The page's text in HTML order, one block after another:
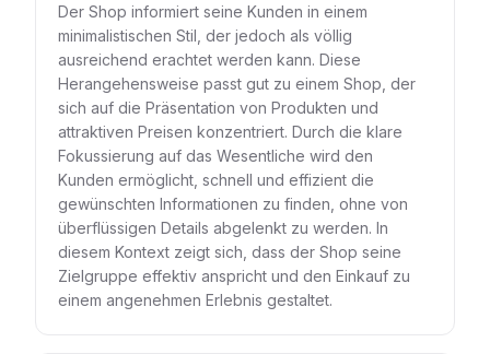
Der Shop informiert seine Kunden in einem
minimalistischen Stil, der jedoch als völlig
ausreichend erachtet werden kann. Diese
Herangehensweise passt gut zu einem Shop, der
sich auf die Präsentation von Produkten und
attraktiven Preisen konzentriert. Durch die klare
Fokussierung auf das Wesentliche wird den
Kunden ermöglicht, schnell und effizient die
gewünschten Informationen zu finden, ohne von
überflüssigen Details abgelenkt zu werden. In
diesem Kontext zeigt sich, dass der Shop seine
Zielgruppe effektiv anspricht und den Einkauf zu
einem angenehmen Erlebnis gestaltet.